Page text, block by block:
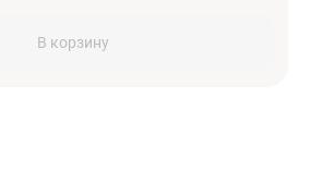
В корзину